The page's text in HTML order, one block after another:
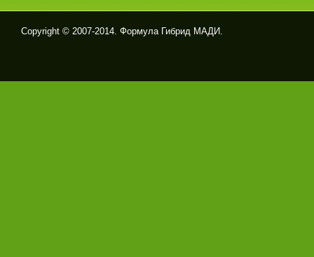
Copyright © 2007-2014. Формула Гибрид МАДИ.